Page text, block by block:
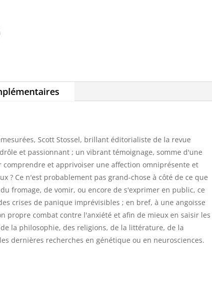
Scott Stossel, brillant éditorialiste de la revue
et passionnant ; un vibrant témoignage, somme d'une
et apprivoiser une affection omniprésente et
? Ce n'est probablement pas grand-chose à côté de ce que
fromage, de vomir, ou encore de s'exprimer en public, ce
crises de panique imprévisibles ; en bref, à une angoisse
propre combat contre l'anxiété et afin de mieux en saisir les
la philosophie, des religions, de la littérature, de la
dernières recherches en génétique ou en neurosciences.